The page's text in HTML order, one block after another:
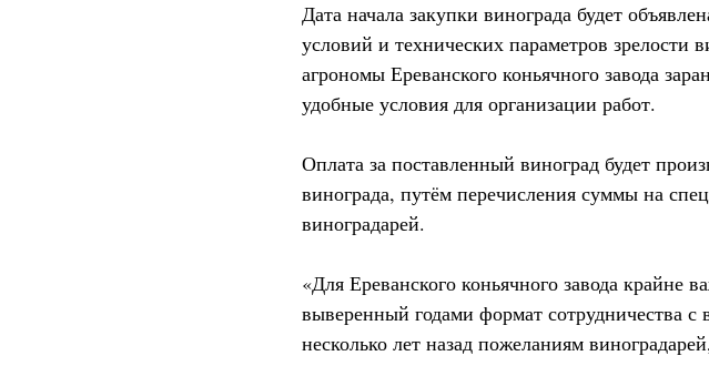
Дата начала закупки винограда будет
условий и технических параметров зрелости
агрономы Ереванского коньячного завода
удобные условия для организации работ.
Оплата за поставленный виноград будет
винограда, путём перечисления суммы на
виноградарей.
«Для Ереванского коньячного завода крайне
выверенный годами формат сотрудничества
несколько лет назад пожеланиям